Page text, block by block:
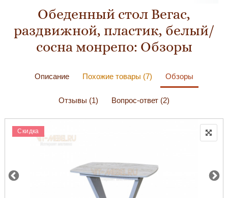
Обеденный стол Вегас,
раздвижной, пластик, белый/
сосна монрепо: Обзоры
Описание Похожие товары (7) Обзоры
Отзывы (1) Вопрос-ответ (2)
Скидка